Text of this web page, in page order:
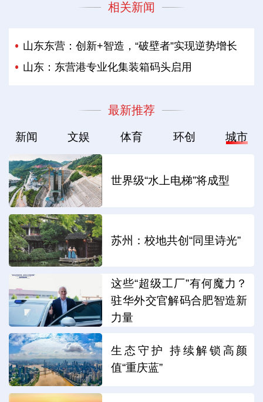
相关新闻
山东东营：创新+智造，“破壁者”实现逆势增长
山东：东营港专业化集装箱码头启用
最新推荐
新闻 文娱 体育 环创 城市
世界级“水上电梯”将成型
苏州：校地共创“同里诗光”
这些“超级工厂”有何魔力？
驻华外交官解码合肥智造新
力量
生态守护 持续解锁高颜
值“重庆蓝”